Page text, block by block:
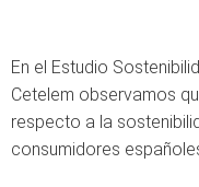
En el Estudio
Cetelem observamos
respecto a la
consumidores